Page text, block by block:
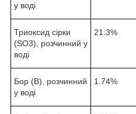
у воді
Триоксид сірки
(SO3), розчинний у
воді
21.3%
Бор (В), розчинний
у воді
1.74%